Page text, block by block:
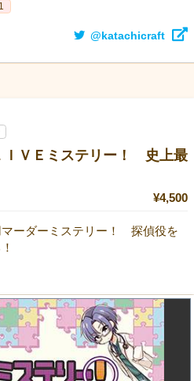
@katachicraft
ＩＶＥミステリー！ 史上最
¥4,500
ーダーミステリー！ 探偵役を